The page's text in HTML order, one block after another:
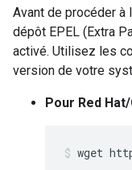
Avant de procéder
dépôt EPEL (Extra
activé. Utilisez les
version de votre
Pour Red
wget